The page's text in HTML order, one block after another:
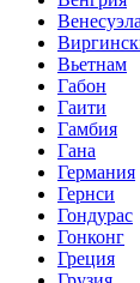
Венесуэла
Вьетнам
Габон
Гаити
Гамбия
Гана
Германия
Гернси
Гондурас
Гонконг
Греция